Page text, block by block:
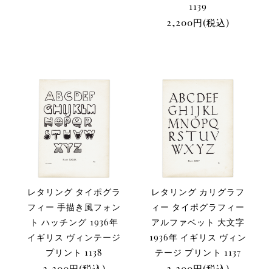
1139
2,200円(税込)
レタリング タイポグラ
フィー 手描き風フォン
ト ハッチング 1936年
イギリス ヴィンテージ
プリント 1138
レタリング カリグラフ
ィー タイポグラフィー
アルファベット 大文字
1936年 イギリス ヴィン
テージ プリント 1137